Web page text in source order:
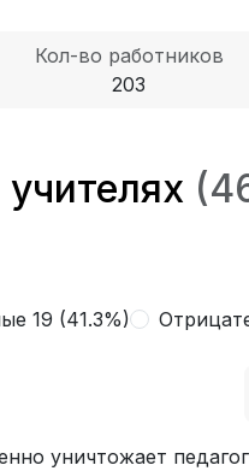
Кол-во работников
203
19 (41.3%)
уничтожает